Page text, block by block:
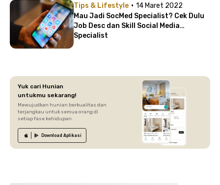
Tips & Lifestyle · 14 Maret 2022
Mau Jadi SocMed Specialist? Cek Dulu
Job Desc dan Skill Social Media
Specialist
Yuk cari Hunian
untukmu sekarang!
Mewujudkan hunian berkualitas dan
terjangkau untuk semua orang di
setiap fase kehidupan.
Download Aplikasi